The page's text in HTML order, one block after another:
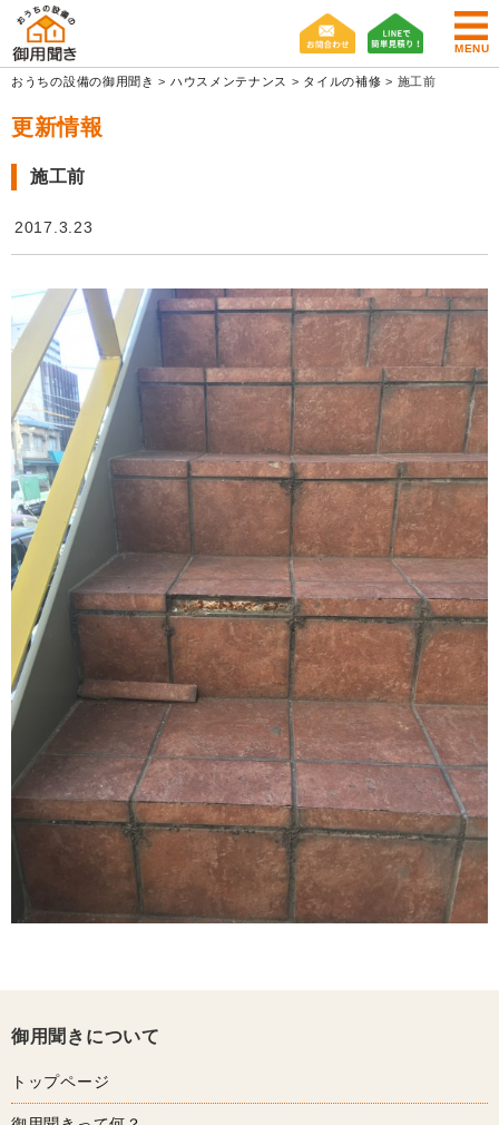
MENU
おうちの設備の御用聞き > ハウスメンテナンス > タイルの補修 > 施工前
更新情報
施工前
2017.3.23
御用聞きについて
トップページ